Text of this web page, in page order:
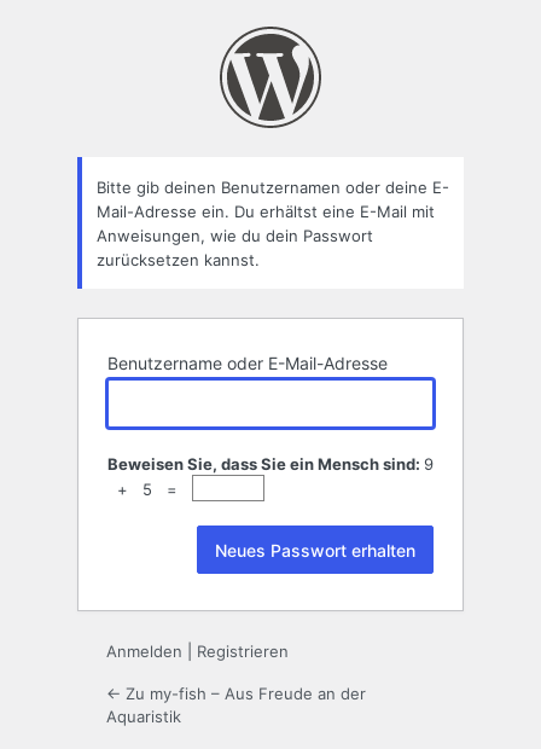
Bitte gib deinen Benutzernamen oder deine E-
Mail-Adresse ein. Du erhältst eine E-Mail mit
Anweisungen, wie du dein Passwort
zurücksetzen kannst.
Benutzername oder E-Mail-Adresse
Beweisen Sie, dass Sie ein Mensch sind: 9
+ 5 =
Anmelden Registrieren
← Zu my-fish – Aus Freude an der
Aquaristik